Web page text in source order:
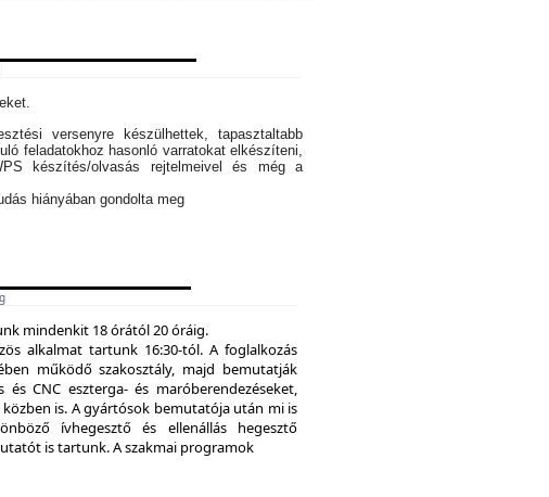
versenyre készülhettek, tapasztaltabb
feladatokhoz hasonló varratokat elkészíteni,
készítés/olvasás rejtelmeivel és még a
hiányában gondolta meg
mindenkit 18 órától 20 óráig.
alkalmat tartunk 16:30-tól. A foglalkozás
működő szakosztály, majd bemutatják
CNC eszterga- és maróberendezéseket,
is. A gyártósok bemutatója után mi is
ívhegesztő és ellenállás hegesztő
is tartunk. A szakmai programok